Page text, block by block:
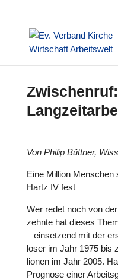
Von Philip Büttner,
Eine Million Menschen
Hartz IV fest
Wer redet noch von
zehnte hat dieses
– ein­set­zend mit der
lo­ser im Jahr 1975 bis
lio­nen im Jahr 2005.
Prognose einer